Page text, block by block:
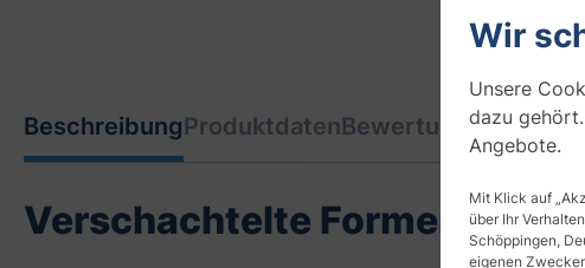
BeschreibungProduktdatenBewertungen 0
Verschachtelte Formen mit
Wir
Unsere
dazu
Angebote.
Mit Klick auf
über Ihr
Schöppingen,
eigenen